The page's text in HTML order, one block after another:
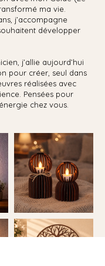
ma vie.​
j’accompagne
développer
j’allie aujourd’hui
pour créer, seul dans
réalisées avec
Pensées pour
chez vous.